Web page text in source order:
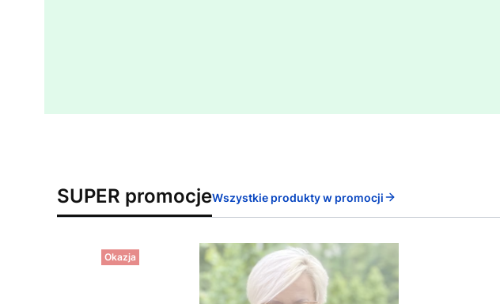
SUPER promocjeWszystkie produkty w promocji
Okazja